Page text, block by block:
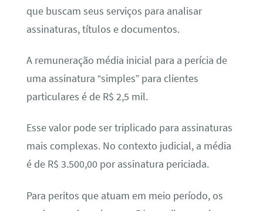
que buscam seus serviços para analisar
assinaturas, títulos e documentos.
A remuneração média inicial para a perícia de
uma assinatura “simples” para clientes
particulares é de R$ 2,5 mil.
Esse valor pode ser triplicado para assinaturas
mais complexas. No contexto judicial, a média
é de R$ 3.500,00 por assinatura periciada.
Para peritos que atuam em meio período, os